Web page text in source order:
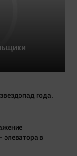
года.
элеватора в